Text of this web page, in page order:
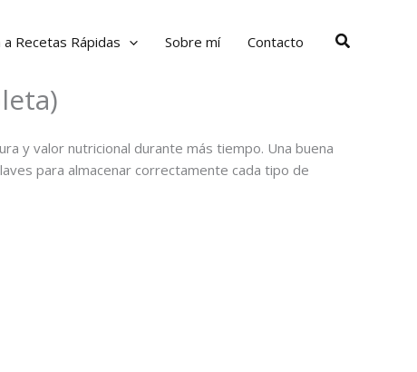
Recetas Rápidas Sobre mí Contacto Buscar
y valor nutricional durante más tiempo. Una buena
para almacenar correctamente cada tipo de